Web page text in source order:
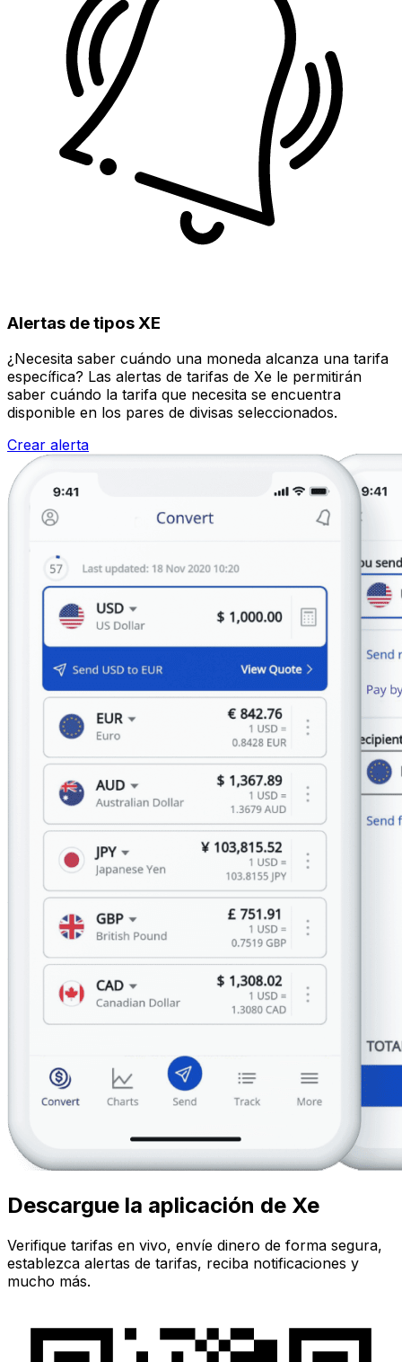
Alertas de tipos XE
¿Necesita saber cuándo una moneda alcanza una tarifa
específica? Las alertas de tarifas de Xe le permitirán
saber cuándo la tarifa que necesita se encuentra
disponible en los pares de divisas seleccionados.
Crear alerta
Descargue la aplicación de Xe
Verifique tarifas en vivo, envíe dinero de forma segura,
establezca alertas de tarifas, reciba notificaciones y
mucho más.